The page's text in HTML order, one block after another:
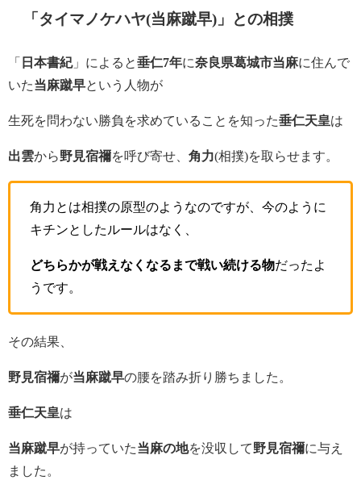
「タイマノケハヤ(当麻蹴早)」との相撲
「 日本書紀」によると垂仁7年に奈良県葛城市当麻に住んで
いた当麻蹴早という人物が
生死を問わない勝負を求めていることを知った垂仁天皇は
出雲から野見宿禰を呼び寄せ、 角力(相撲)を取らせます。
角力とは相撲の原型のようなのですが、今のように
キチンとしたルールはなく、
どちらかが戦えなくなるまで戦い続ける物だったよ
うです。
その結果、
野見宿禰が当麻蹴早の腰を踏み折り勝ちました。
垂仁天皇は
当麻蹴早が持っていた当麻の地を没収して野見宿禰に与え
ました。